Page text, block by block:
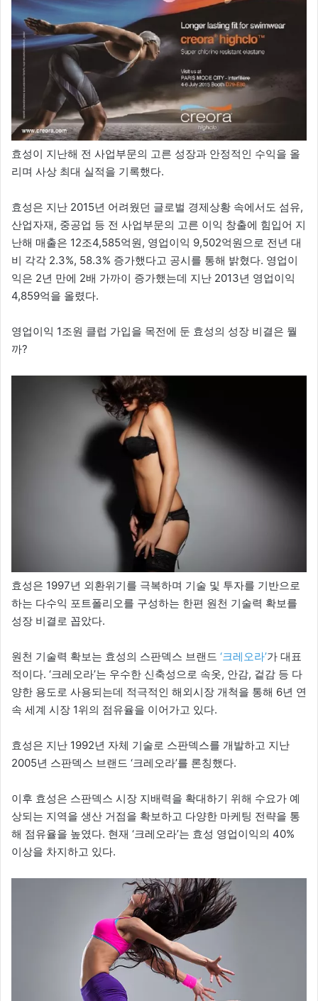
효성이 지난해 전 사업부문의 고른 성장과 안정적인 수익을 올
리며 사상 최대 실적을 기록했다.
효성은 지난 2015년 어려웠던 글로벌 경제상황 속에서도 섬유,
산업자재, 중공업 등 전 사업부문의 고른 이익 창출에 힘입어 지
난해 매출은 12조4,585억원, 영업이익 9,502억원으로 전년 대
비 각각 2.3%, 58.3% 증가했다고 공시를 통해 밝혔다. 영업이
익은 2년 만에 2배 가까이 증가했는데 지난 2013년 영업이익
4,859억을 올렸다.
영업이익 1조원 클럽 가입을 목전에 둔 효성의 성장 비결은 뭘
까?
효성은 1997년 외환위기를 극복하며 기술 및 투자를 기반으로
하는 다수익 포트폴리오를 구성하는 한편 원천 기술력 확보를
성장 비결로 꼽았다.
원천 기술력 확보는 효성의 스판덱스 브랜드 ‘크레오라’가 대표
적이다. ‘크레오라’는 우수한 신축성으로 속옷, 안감, 겉감 등 다
양한 용도로 사용되는데 적극적인 해외시장 개척을 통해 6년 연
속 세계 시장 1위의 점유율을 이어가고 있다.
효성은 지난 1992년 자체 기술로 스판덱스를 개발하고 지난
2005년 스판덱스 브랜드 ‘크레오라’를 론칭했다.
이후 효성은 스판덱스 시장 지배력을 확대하기 위해 수요가 예
상되는 지역을 생산 거점을 확보하고 다양한 마케팅 전략을 통
해 점유율을 높였다. 현재 ‘크레오라’는 효성 영업이익의 40%
이상을 차지하고 있다.